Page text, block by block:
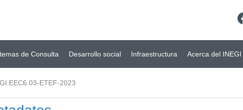
de Consulta Desarrollo social Infraestructura Acerca del INEGI
ETEF-2023